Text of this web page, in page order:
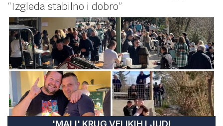
“Izgleda stabilno i dobro”
'MALI' KRUG VELIKIH LJUDI